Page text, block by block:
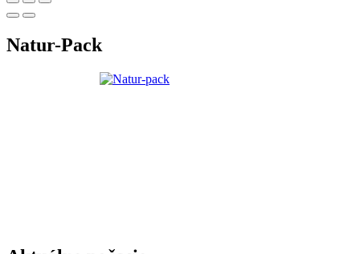
Natur-Pack